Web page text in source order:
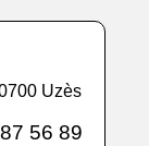
Uzès
56 89